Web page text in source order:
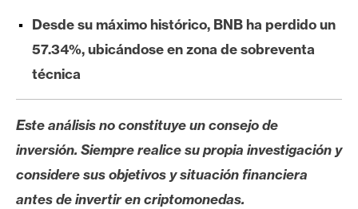
N
o
t
a
s
e
P
r
e
Desde su máximo histórico, BNB ha perdido un
57.34%, ubicándose en zona de sobreventa
técnica
Este análisis no constituye un consejo de
inversión. Siempre realice su propia investigación y
considere sus objetivos y situación financiera
antes de invertir en criptomonedas.